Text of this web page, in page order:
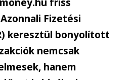
Fizetési
keresztül bonyolított
nemcsak
hanem